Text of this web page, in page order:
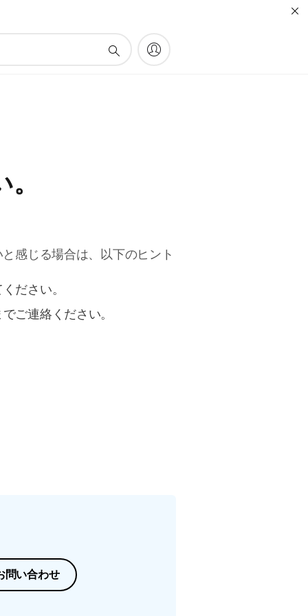
感じる場合は、以下のヒント
ださい。
ご連絡ください。
問い合わせ